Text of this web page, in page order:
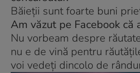
Băieţii sunt foarte buni
Am văzut pe Facebook
Nu vorbeam despre
nu e de vină pentru
voi vedeţi dincolo de